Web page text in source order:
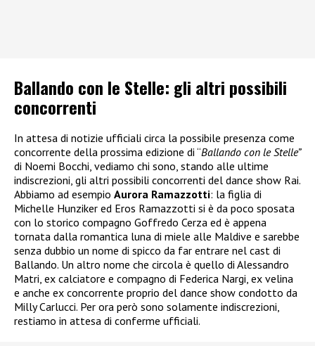
Ballando con le Stelle: gli altri possibili
concorrenti
In attesa di notizie ufficiali circa la possibile presenza come
concorrente della prossima edizione di “Ballando con le Stelle”
di Noemi Bocchi, vediamo chi sono, stando alle ultime
indiscrezioni, gli altri possibili concorrenti del dance show Rai.
Abbiamo ad esempio Aurora Ramazzotti: la figlia di
Michelle Hunziker ed Eros Ramazzotti si è da poco sposata
con lo storico compagno Goffredo Cerza ed è appena
tornata dalla romantica luna di miele alle Maldive e sarebbe
senza dubbio un nome di spicco da far entrare nel cast di
Ballando. Un altro nome che circola è quello di Alessandro
Matri, ex calciatore e compagno di Federica Nargi, ex velina
e anche ex concorrente proprio del dance show condotto da
Milly Carlucci. Per ora però sono solamente indiscrezioni,
restiamo in attesa di conferme ufficiali.